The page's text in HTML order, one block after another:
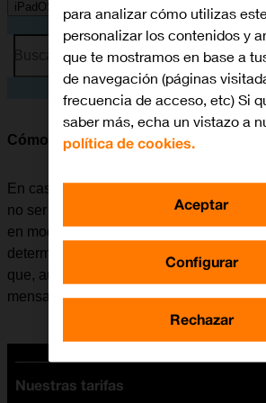
iPadOS 18
Busca por problema o tema
Cómo utilizar la función de "No
En caso de no querer recibir mensajes
no ser molestado, se puede configurar
en modo silencioso durante un período
determinado. Además, es posible
que, aun estando en modo silencioso,
mensajes de ciertos contactos.
Nuestras tarifas
para analizar cómo utilizas
personalizar los contenidos y
que te mostramos en base a
de navegación (páginas
frecuencia de acceso, etc) Si
saber más, echa un vistazo a
política de cookies.
Configurar
Rechazar
Aceptar